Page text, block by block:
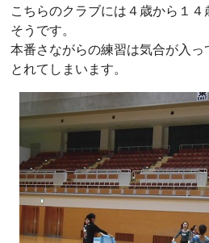
こちらのクラブには４歳から１
そうです。
本番さながらの練習は気合が入
とれてしまいます。